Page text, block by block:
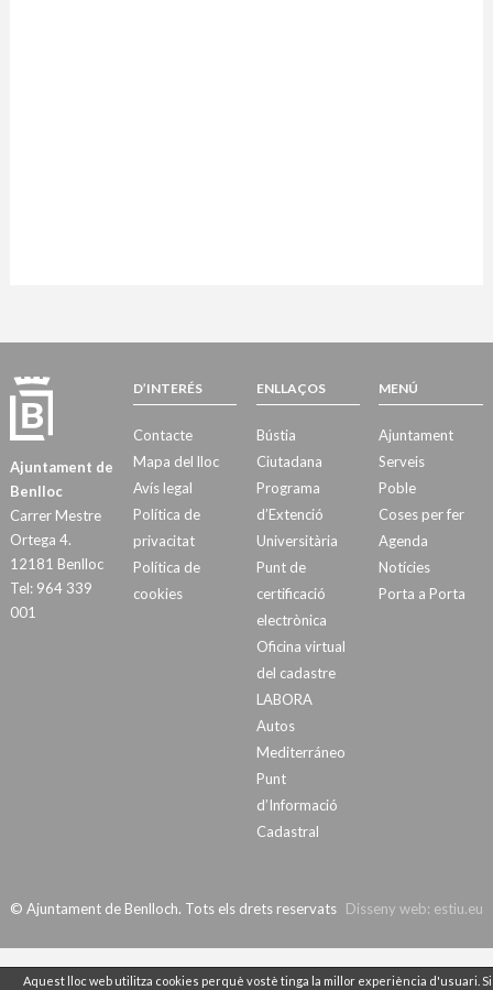
Ajuntament de
Benlloc
Carrer Mestre
Ortega 4.
12181 Benlloc
Tel: 964 339
001
D’INTERÉS
Contacte
Mapa del lloc
Avís legal
Política de
privacitat
Política de
cookies
ENLLAÇOS
Bústia
Ciutadana
Programa
d’Extenció
Universitària
Punt de
certificació
electrònica
Oficina virtual
del cadastre
LABORA
Autos
Mediterráneo
Punt
d’Informació
Cadastral
MENÚ
Ajuntament
Serveis
Poble
Coses per fer
Agenda
Notícies
Porta a Porta
Disseny web: estiu.eu
© Ajuntament de Benlloch. Tots els drets reservats
Aquest lloc web utilitza cookies perquè vostè tinga la millor experiència d'usuari. Si